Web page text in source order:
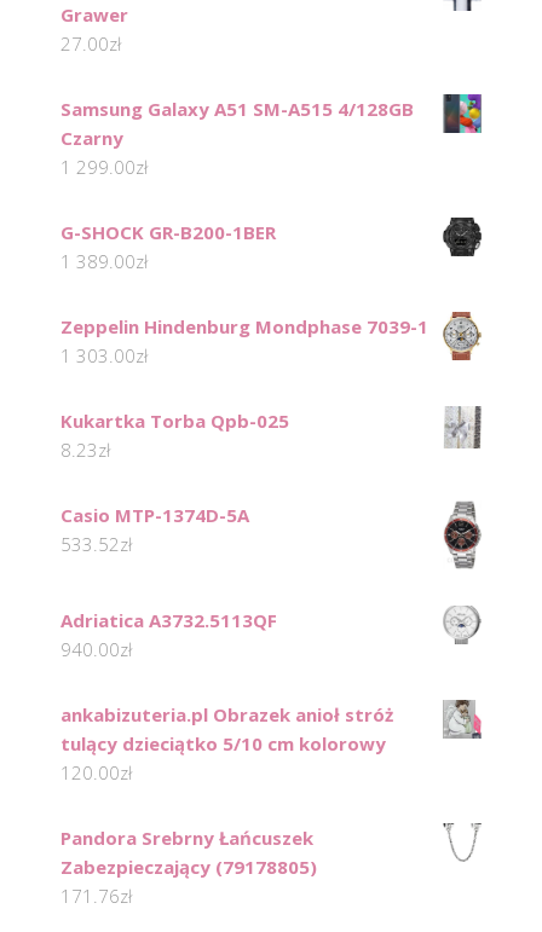
Grawer
27.00zł
Samsung Galaxy A51 SM-A515 4/128GB
Czarny
1 299.00zł
G-SHOCK GR-B200-1BER
1 389.00zł
Zeppelin Hindenburg Mondphase 7039-1
1 303.00zł
Kukartka Torba Qpb-025
8.23zł
Casio MTP-1374D-5A
533.52zł
Adriatica A3732.5113QF
940.00zł
ankabizuteria.pl Obrazek anioł stróż
tulący dzieciątko 5/10 cm kolorowy
120.00zł
Pandora Srebrny Łańcuszek
Zabezpieczający (79178805)
171.76zł